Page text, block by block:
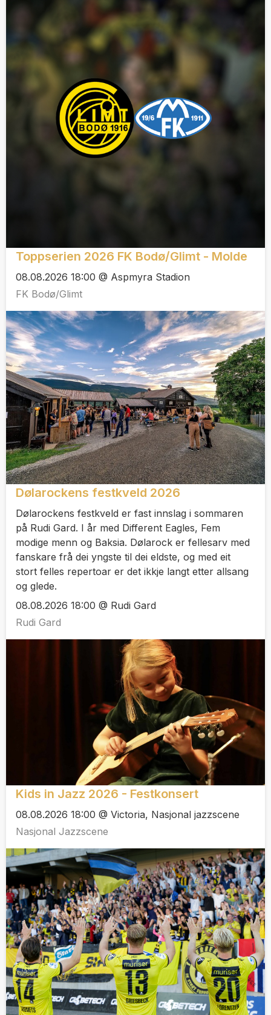
Toppserien 2026 FK Bodø/Glimt - Molde
08.08.2026 18:00 @ Aspmyra Stadion
FK Bodø/Glimt
Dølarockens festkveld 2026
Dølarockens festkveld er fast innslag i sommaren
på Rudi Gard. I år med Different Eagles, Fem
modige menn og Baksia. Dølarock er fellesarv med
fanskare frå dei yngste til dei eldste, og med eit
stort felles repertoar er det ikkje langt etter allsang
og glede.
08.08.2026 18:00 @ Rudi Gard
Rudi Gard
Kids in Jazz 2026 - Festkonsert
08.08.2026 18:00 @ Victoria, Nasjonal jazzscene
Nasjonal Jazzscene